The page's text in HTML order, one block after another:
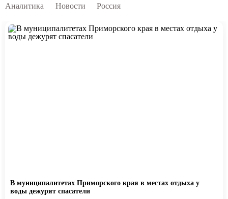
Аналитика Новости Россия
В муниципалитетах Приморского края в местах отдыха у
воды дежурят спасатели